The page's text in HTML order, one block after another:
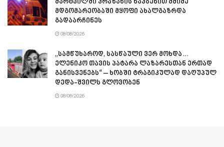
მდგომარეობაში მყოფი ახალგაზრდა
გადაარჩინეს
08/08/2026
„სამწუხაროდ, სასწაული ვერ მოხდა…
ელენიკო თავის პატარა ლაზარესთან ერთად
განისვენებს“ – ხობში ტრაგიკულად დაღუპულ
დედა-შვილს გლოვობენ
08/08/2026